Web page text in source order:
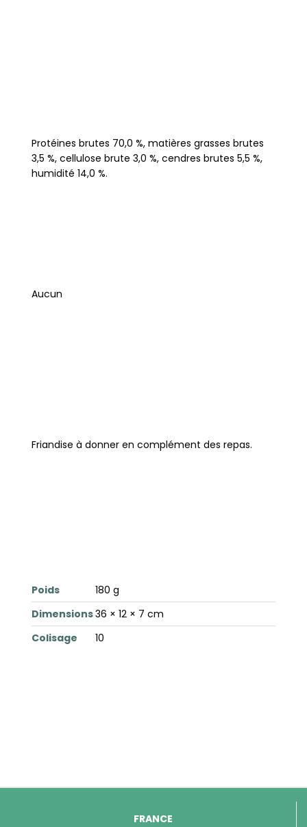
Protéines brutes 70,0 %, matières grasses brutes
3,5 %, cellulose brute 3,0 %, cendres brutes 5,5 %,
humidité 14,0 %.
Aucun
Friandise à donner en complément des repas.
Poids
180 g
Dimensions36 × 12 × 7 cm
Colisage
10
FRANCE